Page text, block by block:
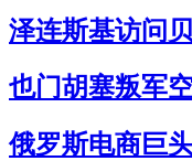
泽连斯基访问
也门胡塞叛军
俄罗斯电商巨